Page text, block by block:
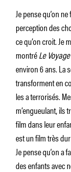
Je pense qu’on
perception des
ce qu’on croit. Je
montréLe
environ 6 ans. La
transforment en
les a terrorisés.
m’engueulant, ils
film dans leur
est un film très
Je pense qu’on a
des enfants avec